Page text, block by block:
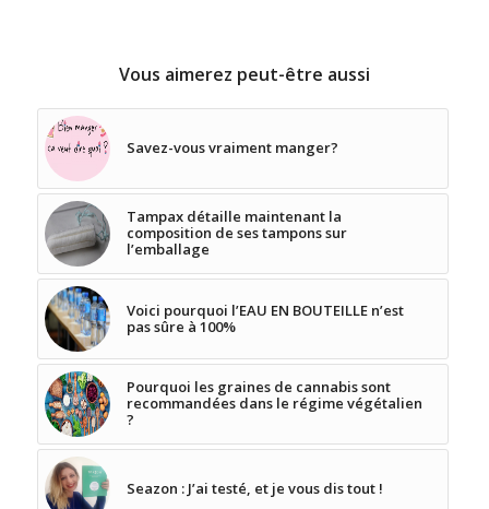
Vous aimerez peut-être aussi
Savez-vous vraiment manger?
Tampax détaille maintenant la
composition de ses tampons sur
l’emballage
Voici pourquoi l’EAU EN BOUTEILLE n’est
pas sûre à 100%
Pourquoi les graines de cannabis sont
recommandées dans le régime végétalien
?
Seazon : J’ai testé, et je vous dis tout !